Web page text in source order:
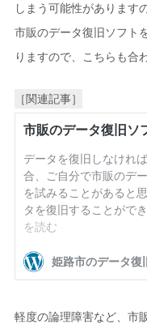
しまう可能性があります
市販のデータ復旧ソフト
りますので、こちらも合
［関連記事］
軽度の論理障害など、市